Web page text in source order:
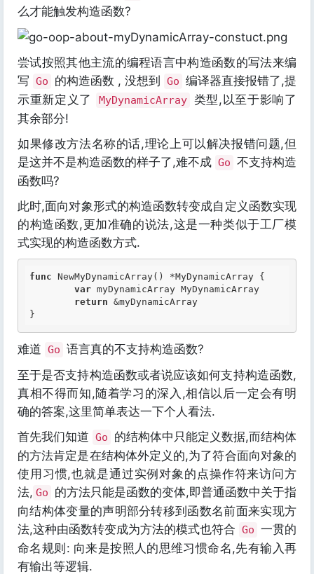
么才能触发构造函数?
尝试按照其他主流的编程语言中构造函数的写法来编
写 Go 的构造函数 , 没想到 Go 编译器直接报错了,提
示重新定义了
MyDynamicArray 类型,以至于影响了
其余部分!
如果修改方法名称的话,理论上可以解决报错问题,但
是这并不是构造函数的样子了,难不成 Go 不支持构造
函数吗?
此时,面向对象形式的构造函数转变成自定义函数实现
的构造函数,更加准确的说法,这是一种类似于工厂模
式实现的构造函数方式.
func NewMyDynamicArray() *MyDynamicArray {
var myDynamicArray MyDynamicArray
return &myDynamicArray
难道 Go 语言真的不支持构造函数?
至于是否支持构造函数或者说应该如何支持构造函数,
真相不得而知,随着学习的深入,相信以后一定会有明
确的答案,这里简单表达一下个人看法.
首先我们知道 Go
的结构体中只能定义数据,而结构体
的方法肯定是在结构体外定义的,为了符合面向对象的
使用习惯,也就是通过实例对象的点操作符来访问方
法, Go
的方法只能是函数的变体,即普通函数中关于指
向结构体变量的声明部分转移到函数名前面来实现方
法,这种由函数转变成为方法的模式也符合 Go 一贯的
命名规则: 向来是按照人的思维习惯命名,先有输入再
有输出等逻辑.